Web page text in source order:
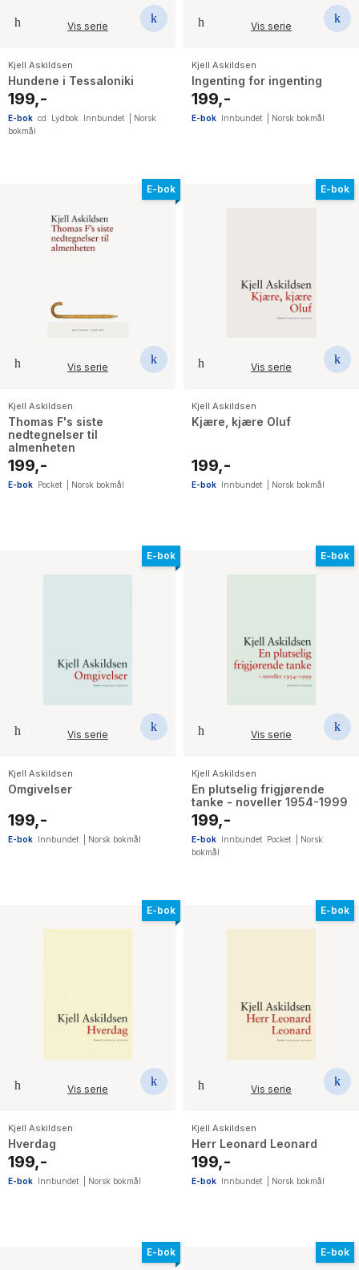
Vis serie
Kjell Askildsen
Hundene i Tessaloniki
199,-
E-bok cd Lydbok Innbundet
Norsk
bokmål
Vis serie
Kjell Askildsen
Ingenting for ingenting
199,-
E-bok Innbundet Norsk bokmål
E-bok
Vis serie
Kjell Askildsen
Thomas F's siste
nedtegnelser til
almenheten
199,-
E-bok Pocket Norsk bokmål
E-bok
Vis serie
Kjell Askildsen
Kjære, kjære Oluf
199,-
E-bok Innbundet Norsk bokmål
E-bok
Vis serie
Kjell Askildsen
Omgivelser
199,-
E-bok Innbundet Norsk bokmål
E-bok
Vis serie
Kjell Askildsen
En plutselig frigjørende
tanke - noveller 1954-1999
199,-
E-bok Innbundet Pocket
Norsk
bokmål
E-bok
Vis serie
Kjell Askildsen
Hverdag
199,-
E-bok Innbundet Norsk bokmål
E-bok
Vis serie
Kjell Askildsen
Herr Leonard Leonard
199,-
E-bok Innbundet Norsk bokmål
E-bok E-bok